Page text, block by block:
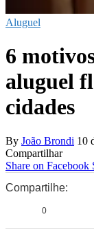
Aluguel
6
aluguel
cidades
By João Brondi 10
Compartilhar
Share on Facebook
Compartilhe:
0